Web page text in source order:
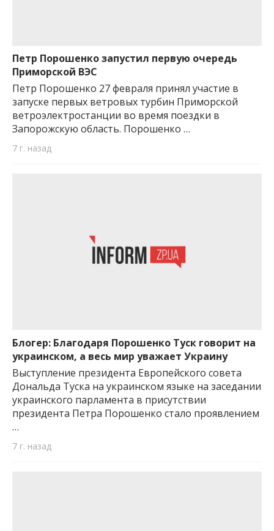
Петр Порошенко запустил первую очередь
Приморской ВЭС
Петр Порошенко 27 февраля принял участие в
запуске первых ветровых турбин Приморской
ветроэлектростанции во время поездки в
Запорожскую область. Порошенко …
7 г. назад
Блогер: Благодаря Порошенко Туск говорит на
украинском, а весь мир уважает Украину
Выступление президента Европейского совета
Дональда Туска на украинском языке на заседании
украинского парламента в присутствии
президента Петра Порошенко стало проявлением
…
7 г. назад